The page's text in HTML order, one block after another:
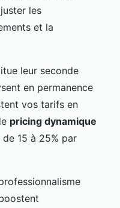
les
et la
leur seconde
en permanence
vos tarifs en
pricing dynamique
15 à 25% par